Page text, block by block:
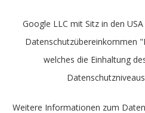
Google LLC mit Sitz in den
Datenschutzübereinkommen
welches die Einhaltung
Weitere Informationen zum